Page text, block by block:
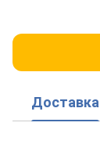
Доставка